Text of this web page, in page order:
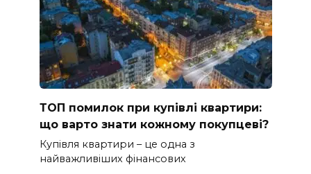
ТОП помилок при купівлі квартири:
що варто знати кожному покупцеві?
Купівля квартири – це одна з
найважливіших фінансових